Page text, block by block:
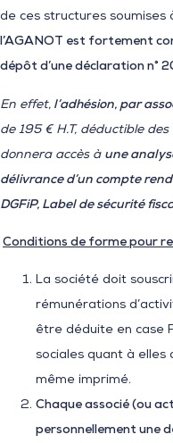
de ces structures soumises
l’AGANOT est fortement
dépôt d’une déclaration n°
En effet, l’adhésion, par
de 195 € H.T, déductible
donnera accès à une
délivrance d’un compte
DGFiP, Label de sécurité
Conditions de forme pour
La société doit
rémunérations
être déduite en case
sociales quant à elles
même imprimé.
Chaque associé (ou
personnellement une